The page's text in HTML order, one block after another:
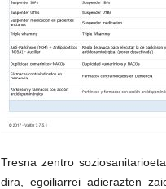
Tresna zentro
dira, egoiliarrei adierazten